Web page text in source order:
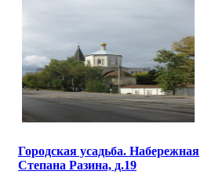
Городская усадьба. Набережная
Степана Разина, д.19